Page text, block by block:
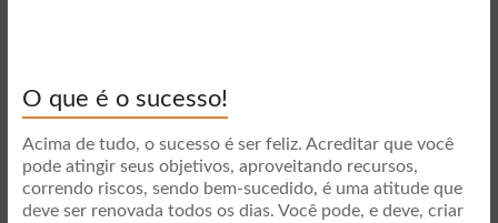
O que é o sucesso!
Acima de tudo, o sucesso é ser feliz. Acreditar que você
pode atingir seus objetivos, aproveitando recursos,
correndo riscos, sendo bem-sucedido, é uma atitude que
deve ser renovada todos os dias. Você pode, e deve, criar